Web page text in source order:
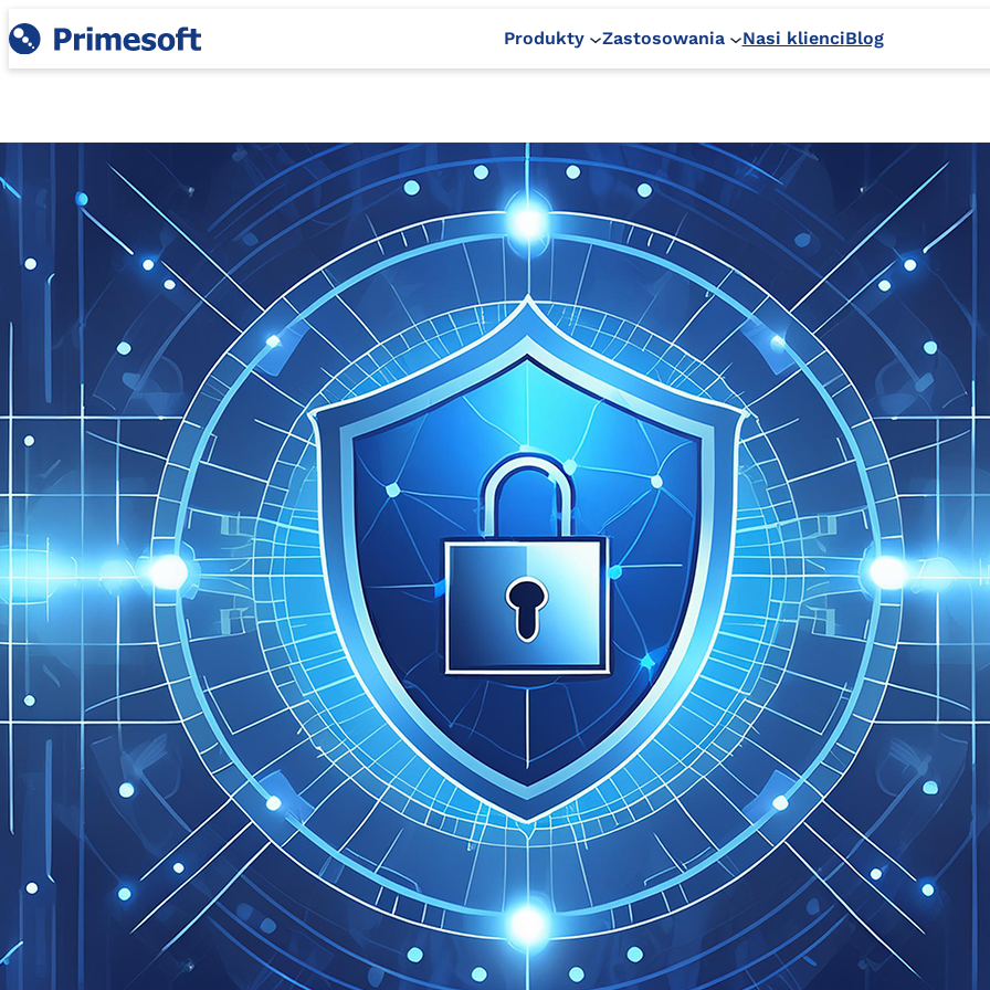
Produkty Zastosowania Nasi klienciBlog